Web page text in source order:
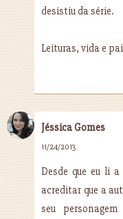
desistiu da série.
Leituras, vida e
Jéssica Gomes
11/24/2013
Desde que eu li
acreditar que a
seu